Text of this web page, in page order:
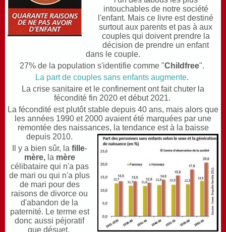
intouchables de notre société
l'enfant. Mais ce livre est destiné
surtout aux parents et pas à aux
couples qui doivent prendre la
décision de prendre un enfant
dans le couple.
27% de la population s'identifie comme "Childfree".
La part de couples sans enfants augmente.
La crise sanitaire et le confinement ont fait chuter la
fécondité fin 2020 et début 2021.
La fécondité est plutôt stable depuis 40 ans, mais alors que
les années 1990 et 2000 avaient été marquées par une
remontée des naissances, la tendance est à la baisse
depuis 2010.
Il y a bien sûr, la fille-
mère,la mère
célibataire qui n'a pas
de mari ou qui n'a plus
de mari pour des
raisons de divorce ou
d'abandon de la
paternité. Le terme est
donc aussi péjoratif
que désuet.